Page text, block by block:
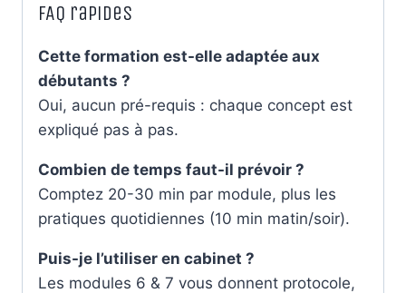
FAQ rapides
Cette formation est-elle adaptée aux
débutants ?
Oui, aucun pré-requis : chaque concept est
expliqué pas à pas.
Combien de temps faut-il prévoir ?
Comptez 20-30 min par module, plus les
pratiques quotidiennes (10 min matin/soir).
Puis-je l’utiliser en cabinet ?
Les modules 6 & 7 vous donnent protocole,